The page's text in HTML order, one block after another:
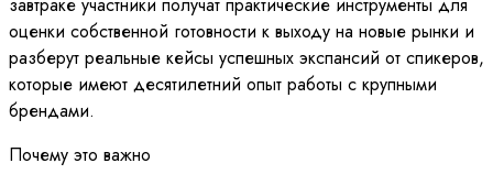
оценки собственной готовности к выходу на новые рынки и
разберут реальные кейсы успешных экспансий от спикеров,
которые имеют десятилетний опыт работы с крупными
брендами.
Почему это важно